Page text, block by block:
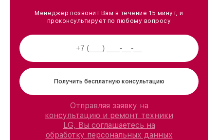
Менеджер позвонит Вам в течение 15 минут, и
проконсультирует по любому вопросу
Получить бесплатную консультацию
Отправляя заявку на
консультацию и ремонт техники
LG, Вы соглашаетесь на
обработку персональных данных